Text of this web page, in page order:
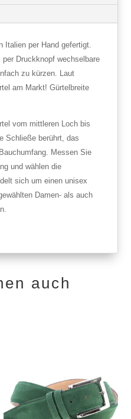
Italien per Hand gefertigt.
Druckknopf wechselbare
zu kürzen. Laut
am Markt! Gürtelbreite
vom mittleren Loch bis
Schließe berührt, das
Messen Sie
und wählen die
sich um einen unisex
Damen- als auch
auch